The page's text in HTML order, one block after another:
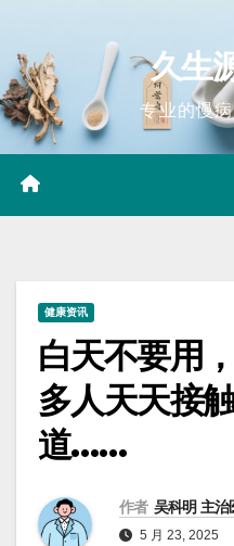
content
久生
专业的慢
健康资讯
白天不要用
多人天天接
道……
作者 吴科明 主治
5 月 23, 2025